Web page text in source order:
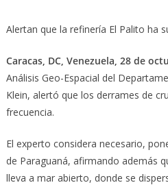
Alertan que la refinería El Palito ha
Caracas, DC, Venezuela, 28 de
Análisis Geo-Espacial del
Klein, alertó que los derrames de
frecuencia.
El experto considera necesario,
de Paraguaná, afirmando además
lleva a mar abierto, donde se